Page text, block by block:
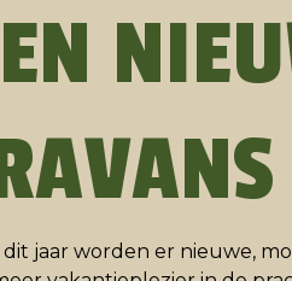
jaar worden er nieuwe,